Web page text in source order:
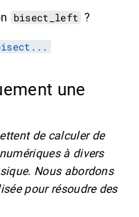
bisect_left ?
une
de calculer de
à divers
Nous abordons
pour résoudre des